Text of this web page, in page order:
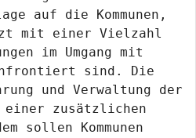
auf die Kommunen,
mit einer Vielzahl
im Umgang mit
sind. Die
und Verwaltung der
einer zusätzlichen
sollen Kommunen